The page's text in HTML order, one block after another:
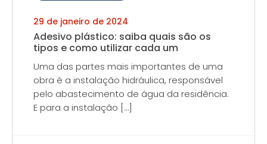
29 de janeiro de 2024
Adesivo plástico: saiba quais são os
tipos e como utilizar cada um
Uma das partes mais importantes de uma
obra é a instalação hidráulica, responsável
pelo abastecimento de água da residência.
E para a instalação […]